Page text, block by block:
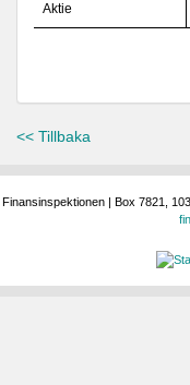
Aktie
<< Tillbaka
Finansinspektionen | Box 7821,